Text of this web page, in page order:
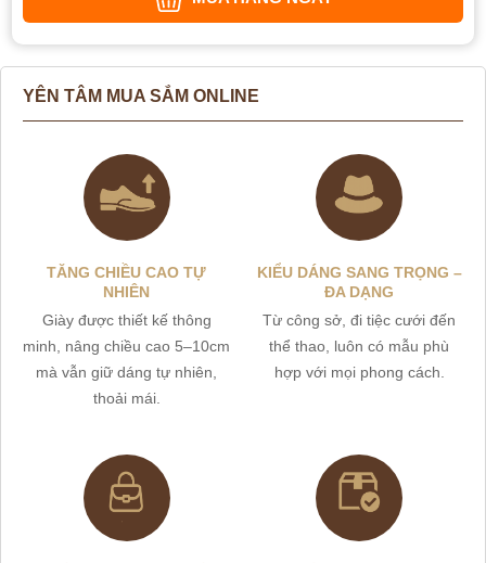
YÊN TÂM MUA SẮM ONLINE
TĂNG CHIỀU CAO TỰ
NHIÊN
Giày được thiết kế thông
minh, nâng chiều cao 5–10cm
mà vẫn giữ dáng tự nhiên,
thoải mái.
KIỂU DÁNG SANG TRỌNG –
ĐA DẠNG
Từ công sở, đi tiệc cưới đến
thể thao, luôn có mẫu phù
hợp với mọi phong cách.